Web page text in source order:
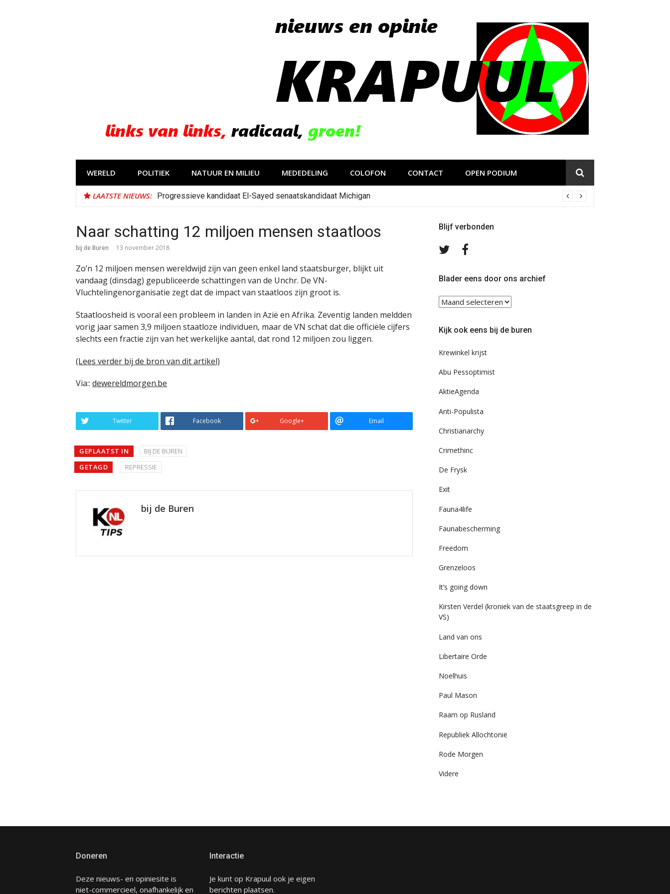
WERELD POLITIEK NATUUR EN MILIEU MEDEDELING COLOFON CONTACT OPEN PODIUM
LAATSTE NIEUWS: Progressieve kandidaat El-Sayed senaatskandidaat Michigan
Naar schatting 12 miljoen mensen staatloos
bij de Buren 13 november 2018
Zo’n 12 miljoen mensen wereldwijd zijn van geen enkel land staatsburger, blijkt uit
vandaag (dinsdag) gepubliceerde schattingen van de Unchr. De VN-
Vluchtelingenorganisatie zegt dat de impact van staatloos zijn groot is.
Staatloosheid is vooral een probleem in landen in Azië en Afrika. Zeventig landen meldden
vorig jaar samen 3,9 miljoen staatloze individuen, maar de VN schat dat die officiële cijfers
slechts een fractie zijn van het werkelijke aantal, dat rond 12 miljoen zou liggen.
(Lees verder bij de bron van dit artikel)
Via:: dewereldmorgen.be
Twitter Facebook Google+ Email
GEPLAATST IN
BIJ DE BUREN
GETAGD
REPRESSIE
bij de Buren
Blijf verbonden
Volg
TwitterFacebook
Blader eens door ons archief
Blader
eens
ons
Kijk ook eens bij de buren
Krewinkel krijst
Abu Pessoptimist
AktieAgenda
Anti-Populista
Christianarchy
Crimethinc
De Frysk
Exit
Fauna4life
Faunabescherming
Freedom
Grenzeloos
It’s going down
Kirsten Verdel (kroniek van de staatsgreep in de
VS)
Land van ons
Libertaire Orde
Noelhuis
Paul Mason
Raam op Rusland
Republiek Allochtonië
Rode Morgen
Videre
Doneren
Deze nieuws- en opiniesite is
niet-commercieel, onafhankelijk en
Interactie
Je kunt op Krapuul ook je eigen
berichten plaatsen.